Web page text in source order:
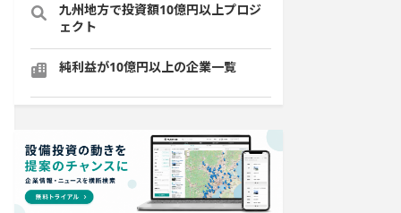
九州地方で投資額10億円以上プロジ
ェクト
純利益が10億円以上の企業一覧
円以上投資する設備新設計画
直近3か月以内に完了する設備新設計
画